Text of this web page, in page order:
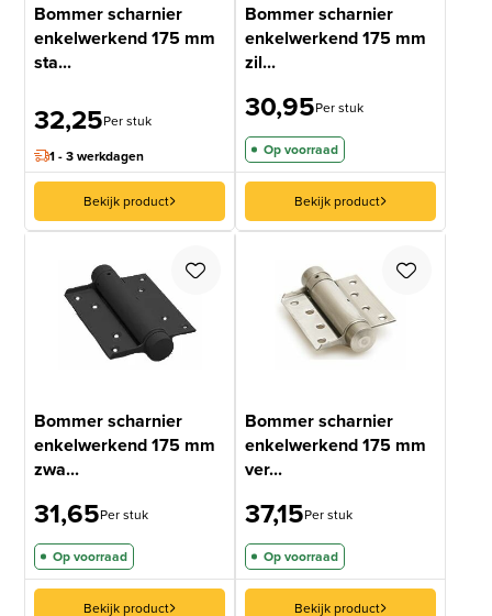
Bommer scharnier
enkelwerkend 175 mm
sta...
32,25Per stuk
1 - 3 werkdagen
Bekijk product
Bommer scharnier
enkelwerkend 175 mm
zil...
30,95Per stuk
Op voorraad
Bekijk product
Bommer scharnier
enkelwerkend 175 mm
zwa...
31,65Per stuk
Op voorraad
Bekijk product
Bommer scharnier
enkelwerkend 175 mm
ver...
37,15Per stuk
Op voorraad
Bekijk product